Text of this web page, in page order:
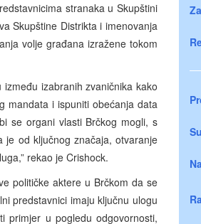
stranaka u Skupštini
Skupštine Distrikta i imenovanja
volje građana izražene tokom
izabranih zvaničnika kako
mandata i ispuniti obećanja data
se organi vlasti Brčkog mogli, s
je od ključnog značaja, otvaranje
rekao je Crishock.
političke aktere u Brčkom da se
predstavnici imaju ključnu ulogu
primjer u pogledu odgovornosti,